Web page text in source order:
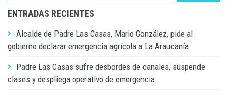
ENTRADAS RECIENTES
Alcalde de Padre Las Casas, Mario González, pide al
gobierno declarar emergencia agrícola a La Araucanía
Padre Las Casas sufre desbordes de canales, suspende
clases y despliega operativo de emergencia